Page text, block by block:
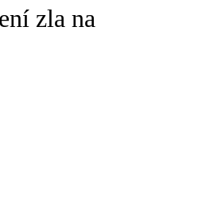
zla na